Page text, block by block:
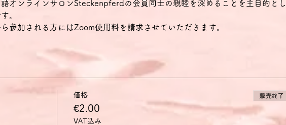
オンラインサロンSteckenpferdの会員同士の親睦を深めることを主目的とし
。
参加される方にはZoom使用料を請求させていただきます。
価格
€2.00
VAT込み
販売終了